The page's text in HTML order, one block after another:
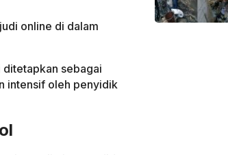
online di dalam
ditetapkan sebagai
intensif oleh penyidik